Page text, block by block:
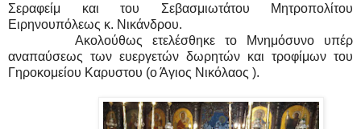
Σεραφείμ και του Σεβασμιωτάτου Μητροπολίτου
Ειρηνουπόλεως κ. Νικάνδρου.
Ακολούθως ετελέσθηκε το Μνημόσυνο υπέρ
αναπαύσεως των ευεργετών δωρητών και τροφίμων του
Γηροκομείου Καρυστου (ο Άγιος Νικόλαος ).